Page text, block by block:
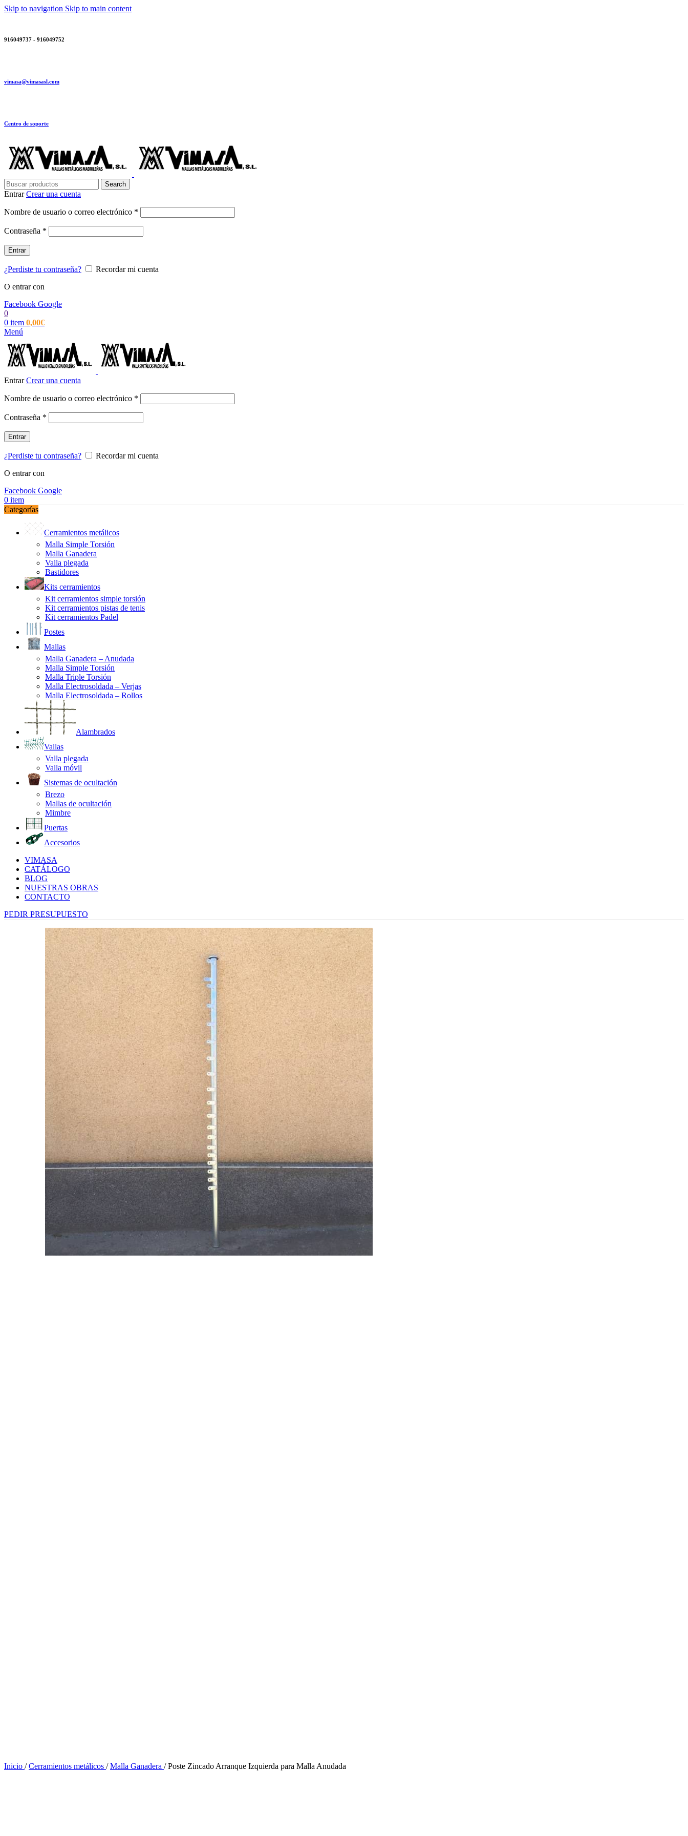
Skip to navigation Skip to main content
916049737 - 916049752
vimasa@vimasasl.com
Centro de soporte
Search
EntrarCrear una cuenta
Nombre de usuario o correo electrónico *
Contraseña *
Entrar
¿Perdiste tu contraseña?
Recordar mi cuenta
O entrar con
Facebook Google
0
0 item 0,00€
Menú
EntrarCrear una cuenta
Nombre de usuario o correo electrónico *
Contraseña *
Entrar
¿Perdiste tu contraseña?
Recordar mi cuenta
O entrar con
Facebook Google
0 item
Categorías
Cerramientos metálicos
Malla Simple Torsión
Malla Ganadera
Valla plegada
Bastidores
Kits cerramientos
Kit cerramientos simple torsión
Kit cerramientos pistas de tenis
Kit cerramientos Padel
Postes
Mallas
Malla Ganadera – Anudada
Malla Simple Torsión
Malla Triple Torsión
Malla Electrosoldada – Verjas
Malla Electrosoldada – Rollos
Alambrados
Vallas
Valla plegada
Valla móvil
Sistemas de ocultación
Brezo
Mallas de ocultación
Mimbre
Puertas
Accesorios
VIMASA
CATÁLOGO
BLOG
NUESTRAS OBRAS
CONTACTO
PEDIR PRESUPUESTO
Inicio / Cerramientos metálicos / Malla Ganadera / Poste Zincado Arranque Izquierda para Malla Anudada